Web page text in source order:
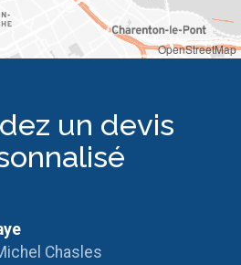
OpenStreetMap
un devis
Chasles